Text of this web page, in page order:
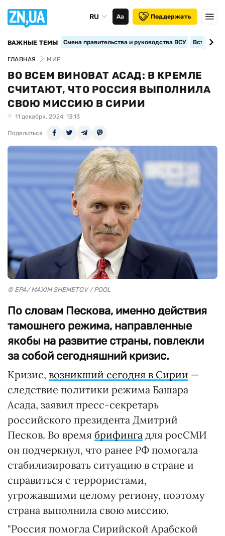
RU Аа Поддержать
ВАЖНЫЕ ТЕМЫ Смена правительства и руководства ВСУ
ГЛАВНАЯ МИР
ВО ВСЕМ ВИНОВАТ АСАД: В КРЕМЛЕ
СЧИТАЮТ, ЧТО РОССИЯ ВЫПОЛНИЛА
СВОЮ МИССИЮ В СИРИИ
11 декабря, 2024, 13:13
Поделиться
© EPA/ MAXIM SHEMETOV / POOL
По словам Пескова, именно действия
тамошнего режима, направленные
якобы на развитие страны, повлекли
за собой сегодняшний кризис.
Кризис, возникший сегодня в Сирии —
следствие политики режима Башара
Асада, заявил пресс-секретарь
российского президента Дмитрий
Песков. Во время брифинга для росСМИ
он подчеркнул, что ранее РФ помогала
стабилизировать ситуацию в стране и
справиться с террористами,
угрожавшими целому региону, поэтому
страна выполнила свою миссию.
"Россия помогла Сирийской Арабской